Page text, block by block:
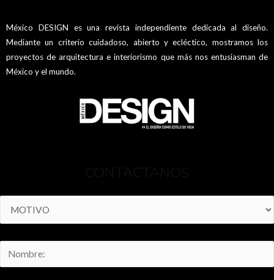
México DESIGN es una revista independiente dedicada al diseño.
Mediante un criterio cuidadoso, abierto y ecléctico, mostramos los
proyectos de arquitectura e interiorismo que más nos entusiasman de
México y el mundo.
CONTÁCTANOS